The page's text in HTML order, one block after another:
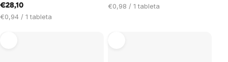
€28,10
Jednotková
€0,94 / 1 tableta
Jednotková
€0,98 / 1 tableta